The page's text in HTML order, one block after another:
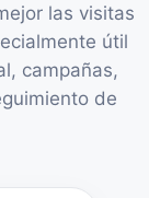
las visitas
útil
campañas,
de